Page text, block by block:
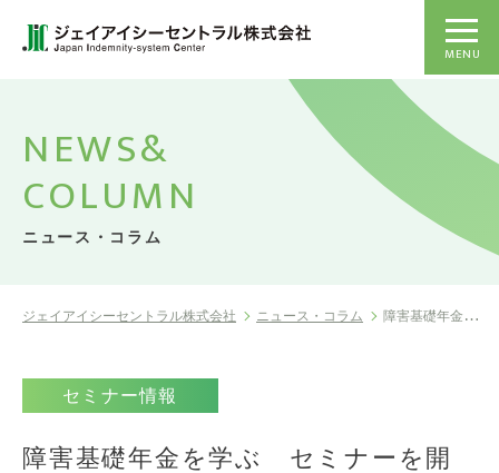
MENU
NEWS&
COLUMN
ニュース・コラム
ジェイアイシーセントラル株式会社 ニュース・コラム 障害基礎年金を学ぶ セミナーを開催しまし...
セミナー情報
障害基礎年金を学ぶ セミナーを開